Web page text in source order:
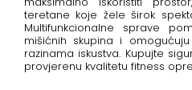
Girje
kettlebells
teretane koje žele širok
Multifunkcionalne sprave
mišićnih skupina i
razinama iskustva. Kupujte
provjerenu kvalitetu fitness